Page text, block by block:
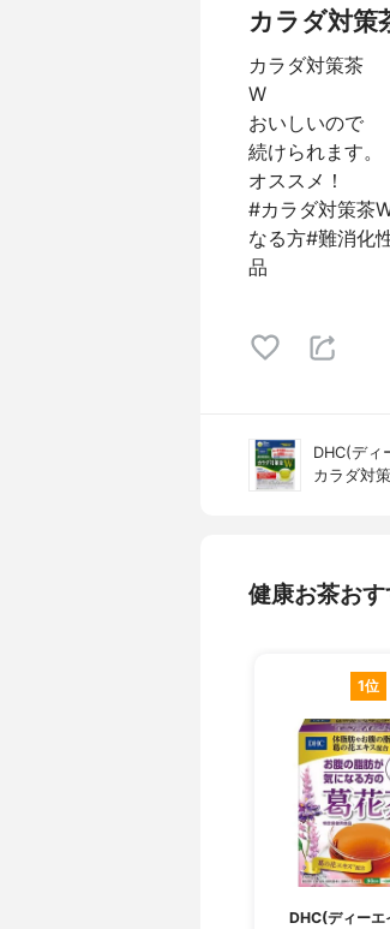
カラダ対策
カラダ対策茶
W
おいしいので
続けられます。
オススメ！
#カラダ対策茶
なる方#難消化
品
DHC(ディ
カラダ対
健康お茶お
1位
DHC(ディーエ